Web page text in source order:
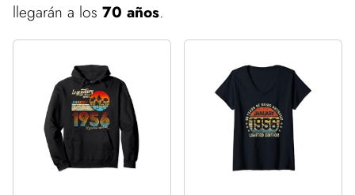
llegarán a los 70 años.